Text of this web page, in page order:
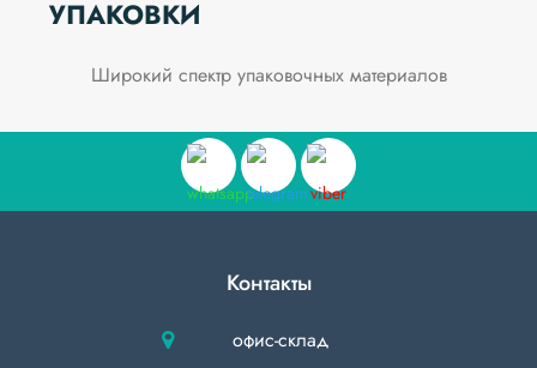
УПАКОВКИ
Широкий спектр упаковочных материалов
Контакты
офис-склад